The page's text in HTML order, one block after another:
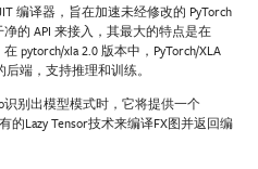
编译器，旨在加速未经修改的 PyTorch
的 API 来接入，其最大的特点是在
pytorch/xla 2.0 版本中，PyTorch/XLA
端，支持推理和训练。
识别出模型模式时，它将提供一个
的Lazy Tensor技术来编译FX图并返回编